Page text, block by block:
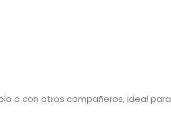
o con otros compañeros, ideal